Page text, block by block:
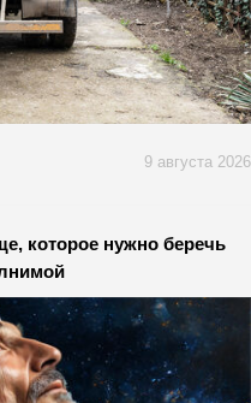
9 августа 2026
которое нужно беречь